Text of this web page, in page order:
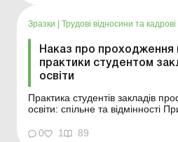
Зразки | Трудові відносини та
Наказ про проходження
практики студентом
освіти
Практика студентів закладів
освіти: спільне та відмінності
0
1 89